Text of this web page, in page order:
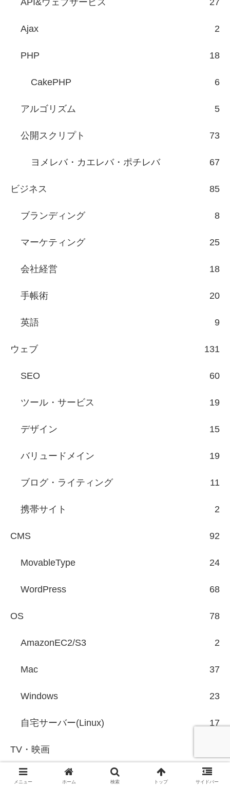
API&ウェブサービス 27
Ajax 2
PHP 18
CakePHP 6
アルゴリズム 5
公開スクリプト 73
ヨメレバ・カエレバ・ポチレバ 67
ビジネス 85
ブランディング 8
マーケティング 25
会社経営 18
手帳術 20
英語 9
ウェブ 131
SEO 60
ツール・サービス 19
デザイン 15
バリュードメイン 19
ブログ・ライティング 11
携帯サイト 2
CMS 92
MovableType 24
WordPress 68
OS 78
AmazonEC2/S3 2
Mac 37
Windows 23
自宅サーバー(Linux) 17
TV・映画
アイドル
メニュー ホーム 検索 トップ サイドバー